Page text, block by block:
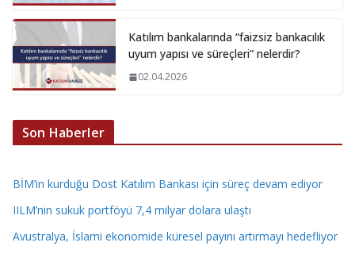
Katılım bankalarında “faizsiz bankacılık
uyum yapısı ve süreçleri” nelerdir?
02.04.2026
Son Haberler
BİM’in kurduğu Dost Katılım Bankası için süreç devam ediyor
IILM’nin sukuk portföyü 7,4 milyar dolara ulaştı
Avustralya, İslami ekonomide küresel payını artırmayı hedefliyor